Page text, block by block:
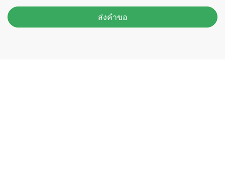
ส่งคำขอ